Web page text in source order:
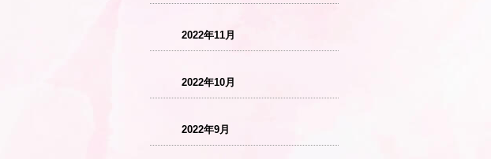
2022年11月
2022年10月
2022年9月